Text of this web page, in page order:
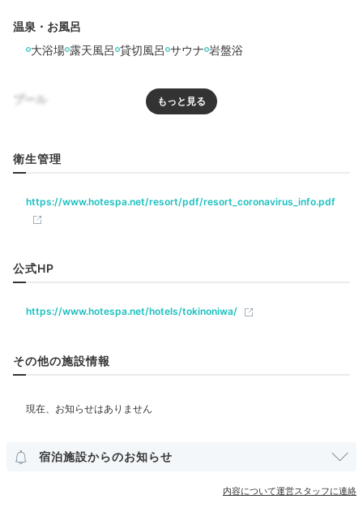
Dinner
旬の食材を惜しみなく
夕食は館内の食事処「遊山」にて。間仕切りがあり落ち
温泉・お風呂
大浴場 露天風呂 貸切風呂 サウナ 岩盤浴
プール
リラクゼーション
部屋情報
露天風呂付客室
その他館内施設
衛生管理
https://www.hotespa.net/resort/pdf/resort_coronavirus_info.pdf
公式HP
https://www.hotespa.net/hotels/tokinoniwa/
その他の施設情報
宿泊施設からのお知らせ
内容について運営スタッフに連絡